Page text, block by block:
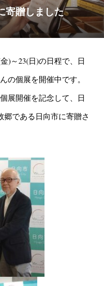
寄贈しました
)～23(日)の日程で、日
の個展を開催中です。
展開催を記念して、日
郷である日向市に寄贈さ